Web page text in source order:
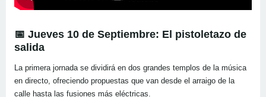
📅 Jueves 10 de Septiembre: El pistoletazo de
salida
La primera jornada se dividirá en dos grandes templos de la música
en directo, ofreciendo propuestas que van desde el arraigo de la
calle hasta las fusiones más eléctricas.